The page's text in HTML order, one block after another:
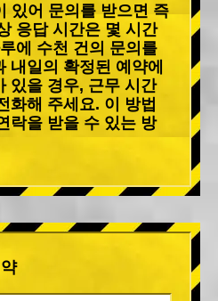
있어 문의를 받으면 즉
응답 시간은 몇 시간
에 수천 건의 문의를
내일의 확정된 예약에
있을 경우, 근무 시간
화해 주세요. 이 방법
락을 받을 수 있는 방